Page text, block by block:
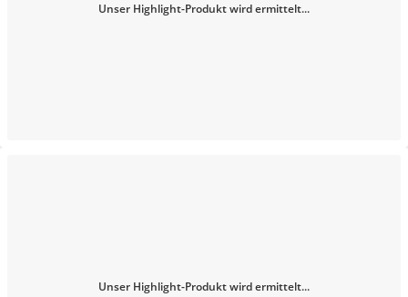
Unser Highlight-Produkt wird ermittelt...
Unser Highlight-Produkt wird ermittelt...